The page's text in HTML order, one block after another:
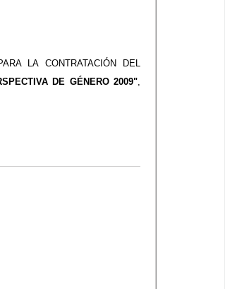
LA CONTRATACIÓN DEL
DE GÉNERO 2009",